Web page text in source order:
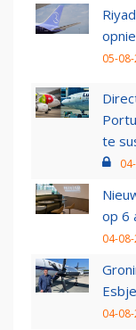
05-
te
op 6
04-
04-